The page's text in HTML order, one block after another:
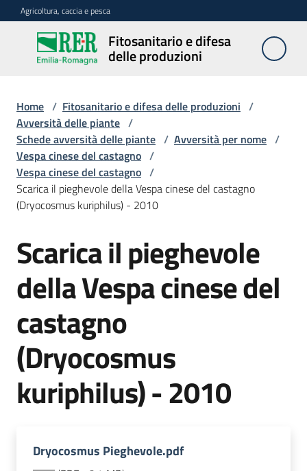
Vai al contenuto
Vai alla navigazione
Vai al footer
Agricoltura, caccia e pesca
Fitosanitario e difesa
delle produzioni
Fitosanitario
e difesa
produzioni
Avversità
delle
piante
Sorveglianza
Difesa
sostenibile
Vivaismo
sementi
Import-
Home / Fitosanitario e difesa delle produzioni /
Avversità delle piante /
Schede avversità delle piante / Avversità per nome /
Vespa cinese del castagno /
Vespa cinese del castagno /
Scarica il pieghevole della Vespa cinese del castagno
(Dryocosmus kuriphilus) - 2010
Scarica il pieghevole
della Vespa cinese del
castagno
(Dryocosmus
kuriphilus) - 2010
Dryocosmus Pieghevole.pdf